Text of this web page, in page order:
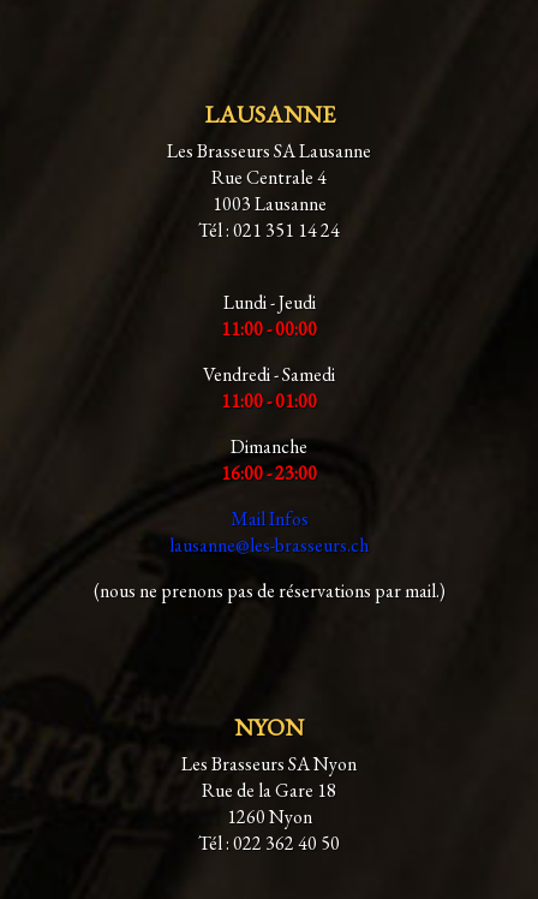
LAUSANNE
Les Brasseurs SA Lausanne
Rue Centrale 4
1003 Lausanne
Tél : 021 351 14 24
Lundi - Jeudi
11:00 - 00:00
Vendredi - Samedi
11:00 - 01:00
Dimanche
16:00 - 23:00
Mail Infos
lausanne@les-brasseurs.ch
(nous ne prenons pas de réservations par mail.)
NYON
Les Brasseurs SA Nyon
Rue de la Gare 18
1260 Nyon
Tél : 022 362 40 50